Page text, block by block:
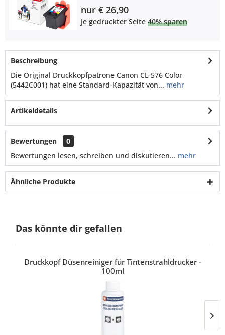
nur € 26,90
Je gedruckter Seite40% sparen
Beschreibung
Die Original Druckkopfpatrone Canon CL-576 Color
(5442C001) hat eine Standard-Kapazität von... mehr
Artikeldetails
Bewertungen
0
Bewertungen lesen, schreiben und diskutieren... mehr
Ähnliche Produkte
Das könnte dir gefallen
Druckkopf Düsenreiniger für Tintenstrahldrucker -
100ml